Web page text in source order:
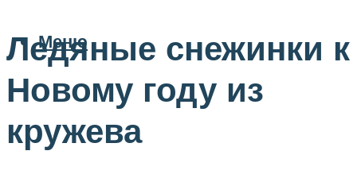
Меню
Ледяные снежинки к
Новому году из
кружева